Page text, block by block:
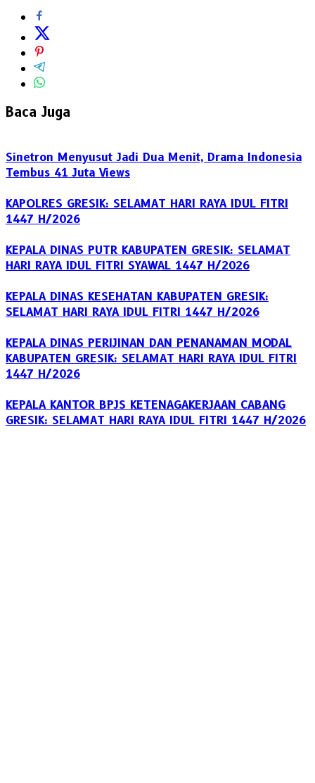
Baca Juga
Sinetron Menyusut Jadi Dua Menit, Drama Indonesia
Tembus 41 Juta Views
KAPOLRES GRESIK: SELAMAT HARI RAYA IDUL FITRI
1447 H/2026
KEPALA DINAS PUTR KABUPATEN GRESIK: SELAMAT
HARI RAYA IDUL FITRI SYAWAL 1447 H/2026
KEPALA DINAS KESEHATAN KABUPATEN GRESIK:
SELAMAT HARI RAYA IDUL FITRI 1447 H/2026
KEPALA DINAS PERIJINAN DAN PENANAMAN MODAL
KABUPATEN GRESIK: SELAMAT HARI RAYA IDUL FITRI
1447 H/2026
KEPALA KANTOR BPJS KETENAGAKERJAAN CABANG
GRESIK: SELAMAT HARI RAYA IDUL FITRI 1447 H/2026